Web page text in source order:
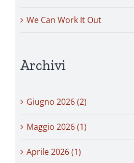
We Can Work It Out
Archivi
Giugno 2026 (2)
Maggio 2026 (1)
Aprile 2026 (1)